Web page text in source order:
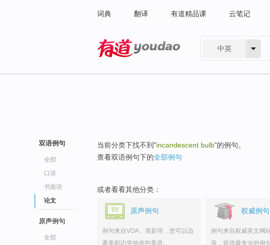
词典 翻译 有道精品课 云笔记
中英
双语例句
全部
口语
书面语
论文
原声例句
全部
当前分类下找不到"incandescent bulb"的例句。
查看双语例句下的全部例句
或者看看其他分类：
原声例句
例句来自VOA、美剧等，您可以边
看美剧边学地道的美语。
权威例句
例句来自权威英文网
等，提供最专业的例句